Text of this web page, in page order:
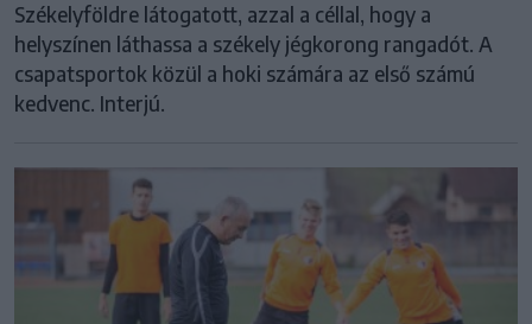
Székelyföldre látogatott, azzal a céllal, hogy a
helyszínen láthassa a székely jégkorong rangadót. A
csapatsportok közül a hoki számára az első számú
kedvenc. Interjú.